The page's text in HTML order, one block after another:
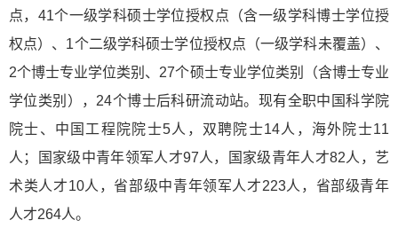
点，41个一级学科硕士学位授权点（含一级学科博士学位授
权点）、1个二级学科硕士学位授权点（一级学科未覆盖）、
2个博士专业学位类别、27个硕士专业学位类别（含博士专业
学位类别），24个博士后科研流动站。现有全职中国科学院
院士、中国工程院院士5人，双聘院士14人，海外院士11
人；国家级中青年领军人才97人，国家级青年人才82人，艺
术类人才10人，省部级中青年领军人才223人，省部级青年
人才264人。